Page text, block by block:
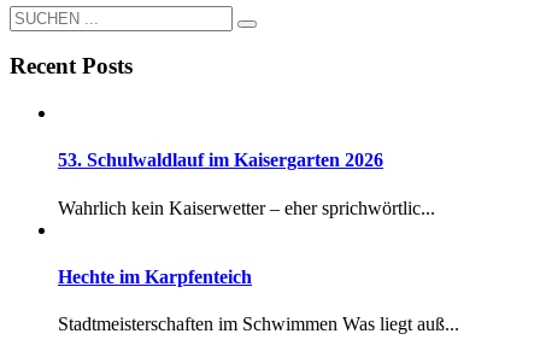
Recent Posts
53. Schulwaldlauf im Kaisergarten 2026
Wahrlich kein Kaiserwetter – eher sprichwörtlic...
Hechte im Karpfenteich
Stadtmeisterschaften im Schwimmen Was liegt auß...